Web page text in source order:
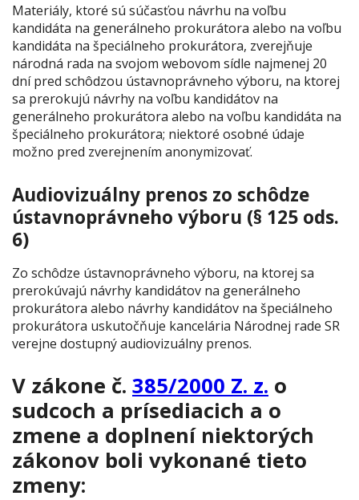
Materiály, ktoré sú súčasťou návrhu na voľbu
kandidáta na generálneho prokurátora alebo na voľbu
kandidáta na špeciálneho prokurátora, zverejňuje
národná rada na svojom webovom sídle najmenej 20
dní pred schôdzou ústavnoprávneho výboru, na ktorej
sa prerokujú návrhy na voľbu kandidátov na
generálneho prokurátora alebo na voľbu kandidáta na
špeciálneho prokurátora; niektoré osobné údaje
možno pred zverejnením anonymizovať.
Audiovizuálny prenos zo schôdze
ústavnoprávneho výboru (§ 125 ods.
6)
Zo schôdze ústavnoprávneho výboru, na ktorej sa
prerokúvajú návrhy kandidátov na generálneho
prokurátora alebo návrhy kandidátov na špeciálneho
prokurátora uskutočňuje kancelária Národnej rade SR
verejne dostupný audiovizuálny prenos.
V zákone č. 385/2000 Z. z. o
sudcoch a prísediacich a o
zmene a doplnení niektorých
zákonov boli vykonané tieto
zmeny: